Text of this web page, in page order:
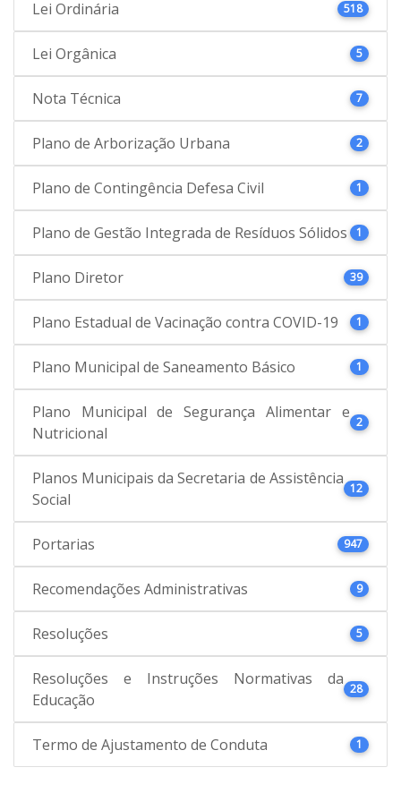
Lei Ordinária 518
Lei Orgânica 5
Nota Técnica 7
Plano de Arborização Urbana 2
Plano de Contingência Defesa Civil 1
Plano de Gestão Integrada de Resíduos Sólidos 1
Plano Diretor 39
Plano Estadual de Vacinação contra COVID-19 1
Plano Municipal de Saneamento Básico 1
Plano Municipal de Segurança Alimentar e
Nutricional
2
Planos Municipais da Secretaria de Assistência
Social
12
Portarias 947
Recomendações Administrativas 9
Resoluções 5
Resoluções e Instruções Normativas da
Educação
28
Termo de Ajustamento de Conduta 1